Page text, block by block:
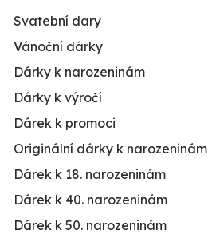
Svatební dary
Vánoční dárky
Dárky k narozeninám
Dárky k výročí
Dárek k promoci
Originální dárky k narozeninám
Dárek k 18. narozeninám
Dárek k 40. narozeninám
Dárek k 50. narozeninám